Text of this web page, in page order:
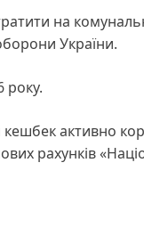
на
України.
року.
активно
рахунків